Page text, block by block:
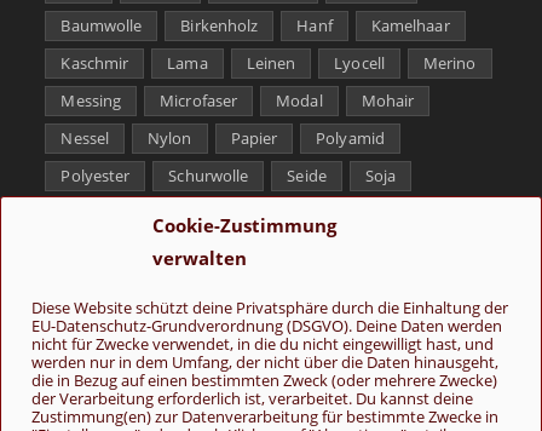
Cookie-Zustimmung
verwalten
Diese Website schützt deine Privatsphäre durch die Einhaltung der
EU-Datenschutz-Grundverordnung (DSGVO). Deine Daten werden
nicht für Zwecke verwendet, in die du nicht eingewilligt hast, und
werden nur in dem Umfang, der nicht über die Daten hinausgeht,
die in Bezug auf einen bestimmten Zweck (oder mehrere Zwecke)
der Verarbeitung erforderlich ist, verarbeitet. Du kannst deine
Zustimmung(en) zur Datenverarbeitung für bestimmte Zwecke in
Baumwolle
Birkenholz Hanf
Kamelhaar
Kaschmir
Lama Leinen Lyocell
Merino
Messing
Microfaser Modal
Mohair
Nessel
Nylon Papier
Polyamid
Polyester
Schurwolle Seide
Soja
Tencel
Yak
Folge uns